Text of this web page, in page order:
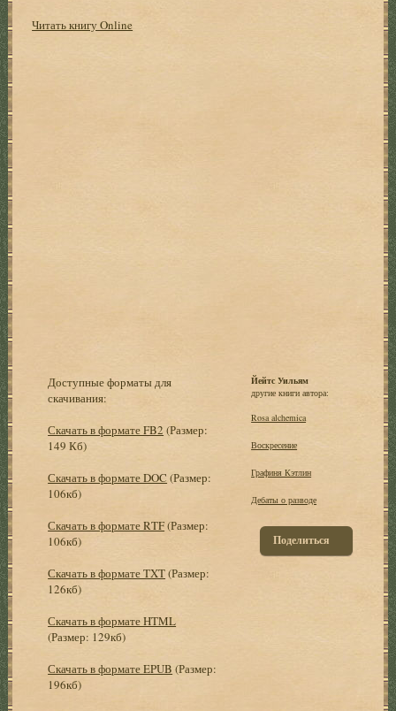
Читать книгу Online
Доступные форматы для
скачивания:
Скачать в формате FB2 (Размер:
149 Кб)
Скачать в формате DOC (Размер:
106кб)
Скачать в формате RTF(Размер:
106кб)
Скачать в формате TXT(Размер:
126кб)
Скачать в формате HTML
(Размер: 129кб)
Скачать в формате EPUB (Размер:
196кб)
Йейтс Уильям
другие книги автора:
Rosa alchemica
Воскресение
Графиня Кэтлин
Дебаты о разводе
Поделиться